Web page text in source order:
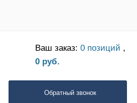
Ваш заказ: 0 позиций ,
0 руб.
Обратный звонок